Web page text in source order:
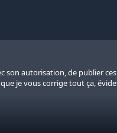
son autorisation, de publier
je vous corrige tout ça,